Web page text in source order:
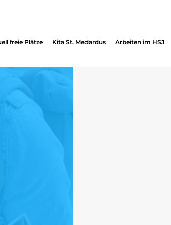
freie Plätze Kita St. Medardus Arbeiten im HSJ